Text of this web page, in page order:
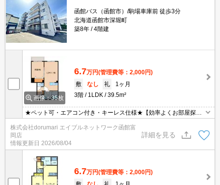
函館バス（函館市）/駒場車庫前 徒歩3分
北海道函館市深堀町
築8年
4階建
画像：35枚
6.7万円(管理費等：2,000円)
敷
なし 礼
1ヶ月
3階
1LDK 39.5m²
★ペット可・エアコン付き・キーレス仕様★【効率よくお部屋探し
ができるお店】同じお部屋がいくつも出てきて探すのが大変。。そ
んな時は「窓口を一つにして」エイブルNW函館富岡店へお任せく
ださい！どのお部屋でもご紹介、ご案内させていただきます。
株式会社dorumari エイブルネットワーク函館富
岡店
情報更新日 2026/08/04
詳細を見る
6.7万円(管理費等：2,000円)